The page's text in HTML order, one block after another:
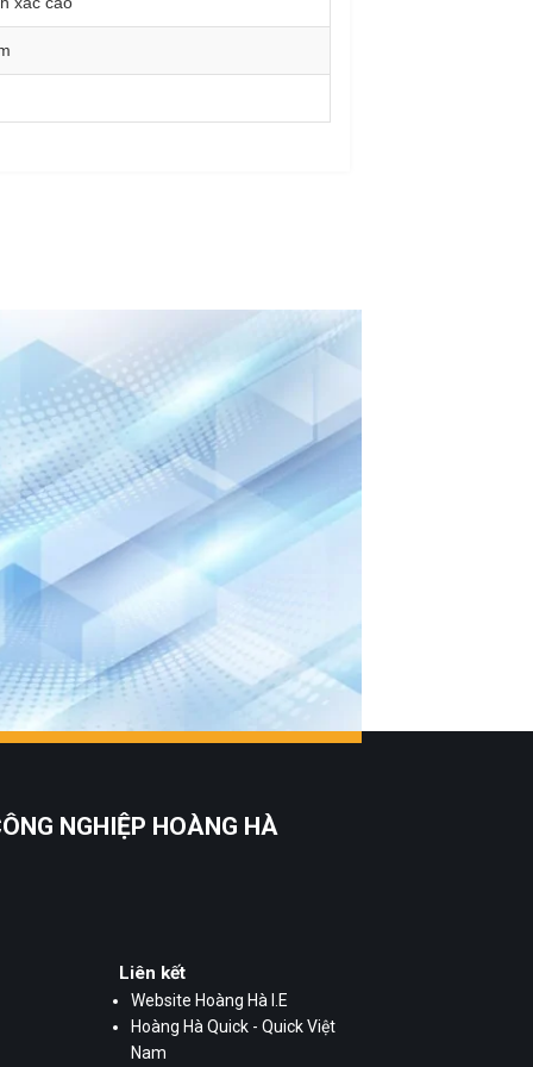
NGHIỆP HOÀNG HÀ
Liên kết
Website Hoàng Hà I.E
Hoàng Hà Quick - Quick Việt
Nam